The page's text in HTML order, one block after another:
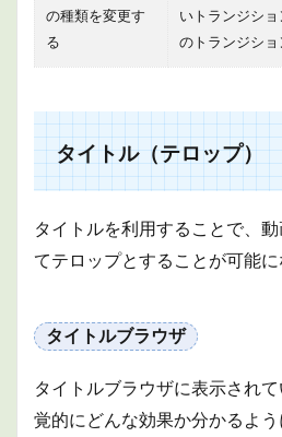
の種類を変更す
る
いトランジシ
のトランジショ
タイトル（テロップ）
タイトルを利用することで、
てテロップとすることが可能に
タイトルブラウザ
タイトルブラウザに表示され
覚的にどんな効果か分かるよう